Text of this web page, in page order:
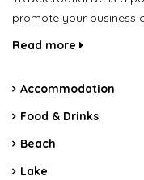
promote your business
Read more
Accommodation
Food & Drinks
Beach
Lake